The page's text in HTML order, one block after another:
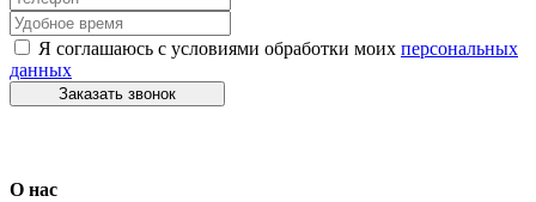
Я соглашаюсь с условиями обработки моих персональных
данных
Заказать звонок
О нас